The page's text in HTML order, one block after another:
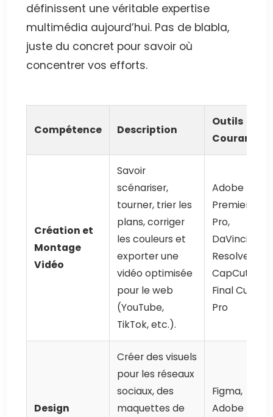
définissent une véritable expertise
multimédia aujourd’hui. Pas de blabla,
juste du concret pour savoir où
concentrer vos efforts.
Compétence Description
Outils
Courants
Création et
Montage
Vidéo
Savoir
scénariser,
tourner, trier les
plans, corriger
les couleurs et
exporter une
vidéo optimisée
pour le web
(YouTube,
TikTok, etc.).
Adobe
Premiere
Pro,
DaVinci
Resolve,
CapCut,
Final Cut
Pro
Design
Créer des visuels
pour les réseaux
sociaux, des
maquettes de
Figma,
Adobe